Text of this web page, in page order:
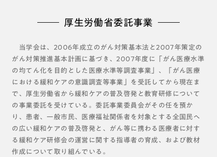
厚生労働省委託事業
当学会は、2006年成立のがん対策基本法と2007年策定の
がん対策推進基本計画に基づき、2007年度に「がん医療水準
の均てん化を目的とした医療水準等調査事業」、「がん医療
における緩和ケアの意識調査等事業」を受託してから現在ま
で、厚生労働省から緩和ケアの普及啓発と教育研修について
の事業委託を受けている。委託事業委員会がその任を預か
り、患者、一般市民、医療福祉関係者を対象とする全国民へ
の広い緩和ケアの普及啓発と、がん等に携わる医療者に対す
る緩和ケア研修会の運営に関する指導者の育成、および教材
作成について取り組んでいる。